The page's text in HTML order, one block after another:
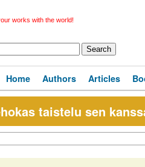
works with the world!
Home Authors Articles
taistelu sen